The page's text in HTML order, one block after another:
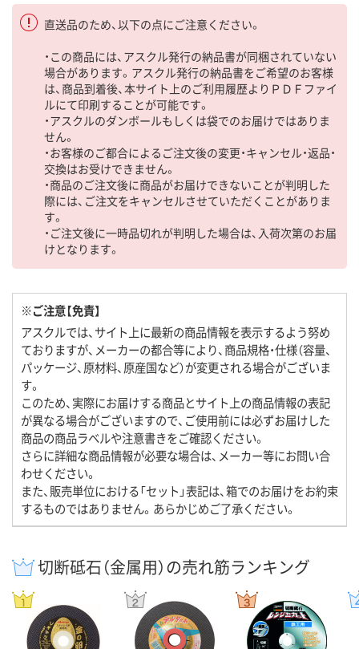
直送品のため、以下の点にご注意ください。
・この商品には、アスクル発行の納品書が同梱されていない
場合があります。アスクル発行の納品書をご希望のお客様
は、商品到着後、本サイト上のご利用履歴よりＰＤＦファイ
ルにて印刷することが可能です。
・アスクルのダンボールもしくは袋でのお届けではありま
せん。
・お客様のご都合によるご注文後の変更・キャンセル・返品・
交換はお受けできません。
・商品のご注文後に商品がお届けできないことが判明した
際には、ご注文をキャンセルさせていただくことがありま
す。
・ご注文後に一時品切れが判明した場合は、入荷次第のお届
けとなります。
※ご注意【免責】
アスクルでは、サイト上に最新の商品情報を表示するよう努め
ておりますが、メーカーの都合等により、商品規格・仕様（容量、
パッケージ、原材料、原産国など）が変更される場合がございま
す。
このため、実際にお届けする商品とサイト上の商品情報の表記
が異なる場合がございますので、ご使用前には必ずお届けした
商品の商品ラベルや注意書きをご確認ください。
さらに詳細な商品情報が必要な場合は、メーカー等にお問い合
わせください。
また、販売単位における「セット」表記は、箱でのお届けをお約束
するものではありません。あらかじめご了承ください。
切断砥石（金属用）の売れ筋ランキング